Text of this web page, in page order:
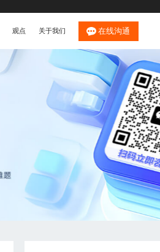
观点 关于我们 在线沟通